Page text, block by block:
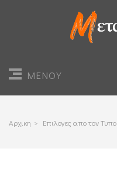
ΜΕΝΟΥ
Αρχικη > Επιλογες απο τον Τυπο